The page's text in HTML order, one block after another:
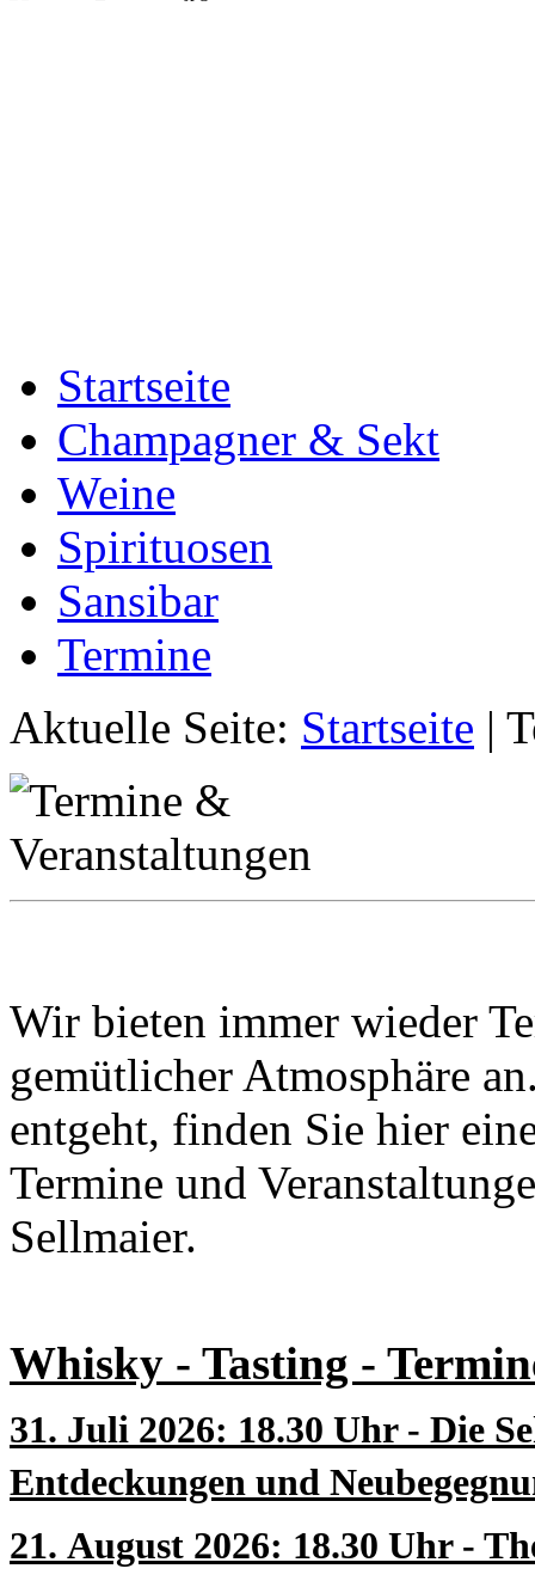
Startseite
Champagner & Sekt
Weine
Spirituosen
Sansibar
Termine
Aktuelle Seite: Startseite |
Wir bieten immer wieder
gemütlicher Atmosphäre
entgeht, finden Sie hier
Termine und
Sellmaier.
Whisky - Tasting -
31. Juli 2026: 18.30 Uhr - Die
Entdeckungen und
21. August 2026: 18.30 Uhr -